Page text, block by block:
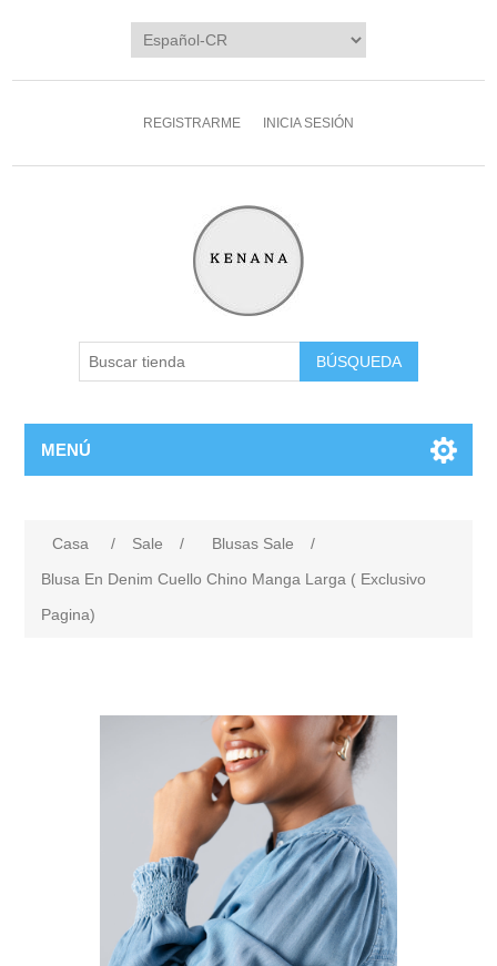
REGISTRARME INICIA SESIÓN
MENÚ
Casa / Sale / Blusas Sale
/
Blusa En Denim Cuello Chino Manga Larga ( Exclusivo
Pagina)